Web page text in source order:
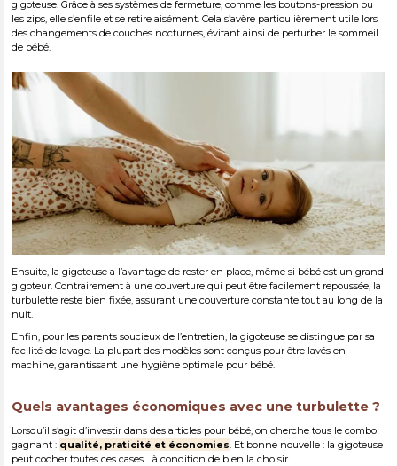
gigoteuse. Grâce à ses systèmes de fermeture, comme les boutons-pression ou
les zips, elle s’enfile et se retire aisément. Cela s’avère particulièrement utile lors
des changements de couches nocturnes, évitant ainsi de perturber le sommeil
de bébé.
Ensuite, la gigoteuse a l’avantage de rester en place, même si bébé est un grand
gigoteur. Contrairement à une couverture qui peut être facilement repoussée, la
turbulette reste bien fixée, assurant une couverture constante tout au long de la
nuit.
Enfin, pour les parents soucieux de l’entretien, la gigoteuse se distingue par sa
facilité de lavage. La plupart des modèles sont conçus pour être lavés en
machine, garantissant une hygiène optimale pour bébé.
Quels avantages économiques avec une turbulette ?
Lorsqu’il s’agit d’investir dans des articles pour bébé, on cherche tous le combo
gagnant : qualité, praticité et économies. Et bonne nouvelle : la gigoteuse
peut cocher toutes ces cases… à condition de bien la choisir.